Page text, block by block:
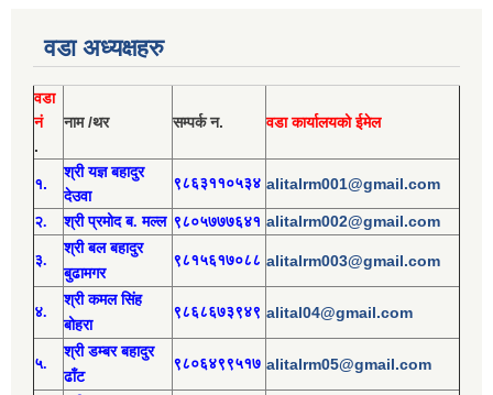
वडा अध्यक्षहरु
वडा
नं
.
नाम /थर सम्पर्क न. वडा कार्यालयको ईमेल
१.
श्री यज्ञ बहादुर
देउवा
९८६३११०५३४ alitalrm001@gmail.com
२. श्रीप्रमोदब. मल्ल ९८०५७७७६४१ alitalrm002@gmail.com
३.
श्रीबल बहादुर
बुढामगर
९८१५६१७०८८ alitalrm003@gmail.com
४.
श्री कमल सिंह
बोहरा
९८६८६७३९४९ alital04@gmail.com
५.
श्री डम्बर बहादुर
ढाँट
९८०६४९९५१७ alitalrm05@gmail.com